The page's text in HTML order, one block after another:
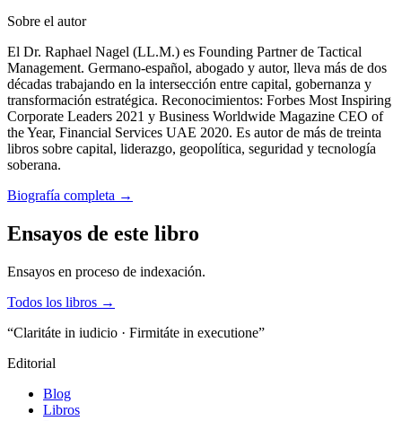
Sobre el autor
El Dr. Raphael Nagel (LL.M.) es Founding Partner de Tactical
Management. Germano-español, abogado y autor, lleva más de dos
décadas trabajando en la intersección entre capital, gobernanza y
transformación estratégica. Reconocimientos: Forbes Most Inspiring
Corporate Leaders 2021 y Business Worldwide Magazine CEO of
the Year, Financial Services UAE 2020. Es autor de más de treinta
libros sobre capital, liderazgo, geopolítica, seguridad y tecnología
soberana.
Biografía completa →
Ensayos de este libro
Ensayos en proceso de indexación.
Todos los libros →
“Claritáte in iudicio · Firmitáte in executione”
Editorial
Blog
Libros